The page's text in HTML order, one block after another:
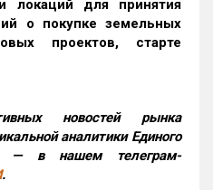
локаций для принятия
о покупке земельных
проектов, старте
новостей рынка
аналитики Единого
— в нашем телеграм-
.